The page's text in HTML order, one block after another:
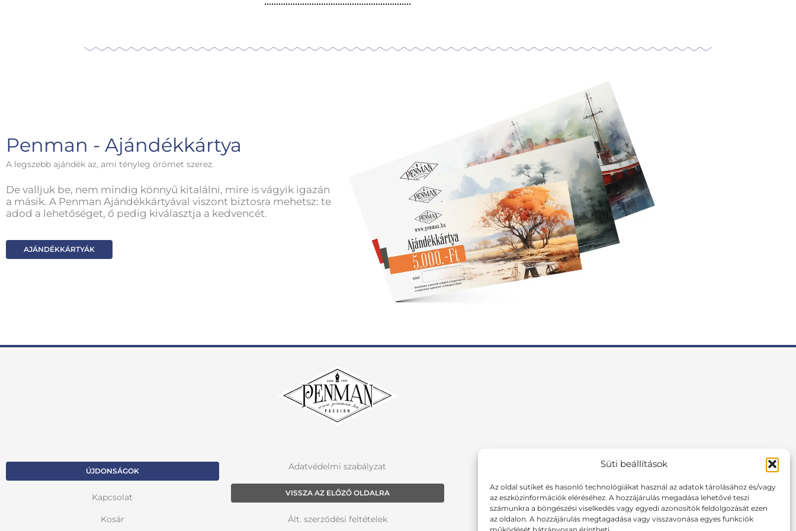
Süti beállítások
Az oldal sütiket és hasonló technológiákat használ az adatok tárolásához és/vagy
az eszközinformációk eléréséhez. A hozzájárulás megadása lehetővé teszi
számunkra a böngészési viselkedés vagy egyedi azonosítók feldolgozását ezen
az oldalon. A hozzájárulás megtagadása vagy visszavonása egyes funkciók
Penman - Ajándékkártya
A legszebb ajándék az, ami tényleg örömet szerez.
De valljuk be, nem mindig könnyű kitalálni, mire is vágyik igazán
a másik. A Penman Ajándékkártyával viszont biztosra mehetsz: te
adod a lehetőséget, ő pedig kiválasztja a kedvencét.
AJÁNDÉKKÁRTYÁK
ÚJDONSÁGOK
Kapcsolat
Kosár
Adatvédelmi szabályzat
VISSZA AZ ELŐZŐ OLDALRA
Ált. szerződési feltételek
c
e
b
o
s
t
a
g
P
n
t
e
r